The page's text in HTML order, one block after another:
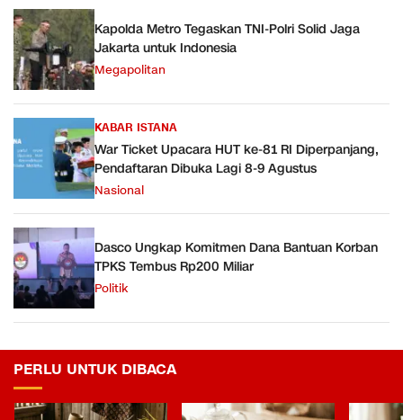
Kapolda Metro Tegaskan TNI-Polri Solid Jaga
Jakarta untuk Indonesia
Megapolitan
KABAR ISTANA
War Ticket Upacara HUT ke-81 RI Diperpanjang,
Pendaftaran Dibuka Lagi 8-9 Agustus
Nasional
Dasco Ungkap Komitmen Dana Bantuan Korban
TPKS Tembus Rp200 Miliar
Politik
PERLU UNTUK DIBACA